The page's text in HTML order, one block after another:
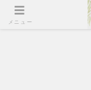
メニュー